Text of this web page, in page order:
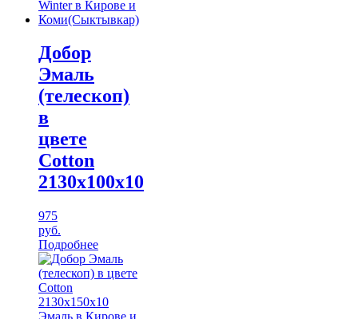
Добор
Эмаль
(телескоп)
в
цвете
Cotton
2130х100х10
975
руб.
Подробнее